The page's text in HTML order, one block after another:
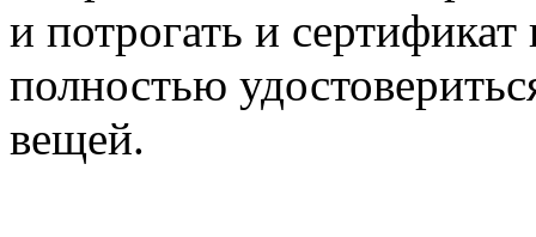
и потрогать и
полностью
вещей.